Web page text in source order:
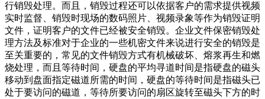
行销毁处理。而且，销毁过程还可以依据客户的需求提供视频
实时监督、销毁时现场的数码照片、视频录象等作为销毁证明
文件，证明客户的文件已经被安全销毁。企业文件保密销毁处
理方法及标准对于企业的一些机密文件来说进行安全的销毁是
至关重要的，常见的文件销毁方式有机械破坏、熔浆再生和燃
烧处理，而且等待时间，硬盘的平均寻道时间是指硬盘的磁头
移动到盘面指定磁道所需的时间，硬盘的等待时间是指磁头已
处于要访问的磁道，等待所要访问的扇区旋转至磁头下方的时